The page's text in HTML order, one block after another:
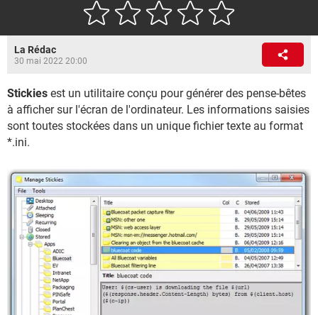
La Rédac
30 mai 2022 20:00
Stickies est un utilitaire conçu pour générer des pense-bêtes
à afficher sur l'écran de l'ordinateur. Les informations saisies
sont toutes stockées dans un unique fichier texte au format
*.ini.